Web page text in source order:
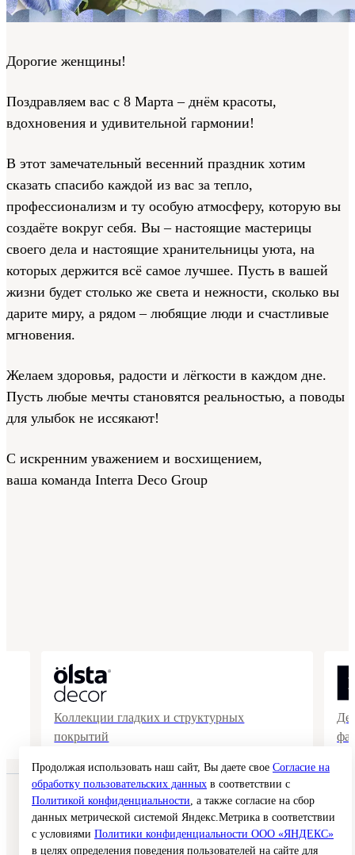
Дорогие женщины!
Поздравляем вас с 8 Марта – днём красоты,
вдохновения и удивительной гармонии!
В этот замечательный весенний праздник хотим
сказать спасибо каждой из вас за тепло,
профессионализм и ту особую атмосферу, которую вы
создаёте вокруг себя. Вы – настоящие мастерицы
своего дела и настоящие хранительницы уюта, на
которых держится всё самое лучшее. Пусть в вашей
жизни будет столько же света и нежности, сколько вы
дарите миру, а рядом – любящие люди и счастливые
мгновения.
Желаем здоровья, радости и лёгкости в каждом дне.
Пусть любые мечты становятся реальностью, а поводы
для улыбок не иссякают!
С искренним уважением и восхищением,
ваша команда Interra Deco Group
Коллекции гладких и структурных
покрытий
© 2026 Interra Deco Group
Политика конфиденциальности
Согласие на обработку персональных данных
Публичная оферта
Карта сайта
Продолжая использовать наш сайт, Вы даете свое Согласие на
обработку пользовательских данных в соответствии с
Политикой конфиденциальности, а также согласие на сбор
данных метрической системой Яндекс.Метрика в соответствии
с условиями Политики конфиденциальности ООО «ЯНДЕКС»
в целях определения поведения пользователей на сайте для